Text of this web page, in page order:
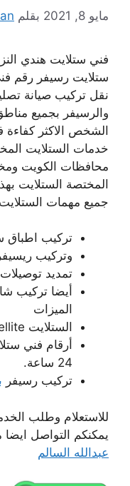
مايو 8, 2021 بقلم
فني ستلايت هندي
نقل تركيب صيانة
والرسيفر بجميع
الشخص الاكثر كفاءة
خدمات الستلايت
محافظات الكويت
المختصة الستلايت
جميع مهمات الستلايت
تركيب اطباق
وتركيب
تمديد
أيضا تركيب
الميزات
الستلايت satellite مركزى وعادي.
أرقام فني
24 ساعة.
تركيب رسيفر
للاستعلام وطلب
يمكنكم التواصل ايضا
عبدالله السالم